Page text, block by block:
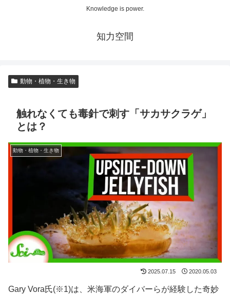
Knowledge is power.
知力空間
動物・植物・生き物
触れなくても毒針で刺す「サカサクラゲ」
とは？
動物・植物・生き物
2025.07.15 2020.05.03
Gary Vora氏(※1)は、米海軍のダイバーらが経験した奇妙